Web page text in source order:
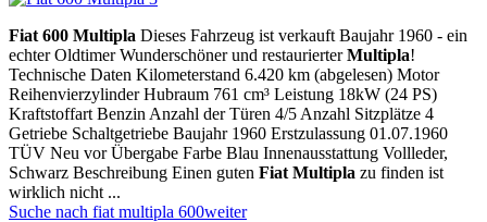
Fiat 600 Multipla Dieses Fahrzeug ist verkauft Baujahr 1960 - ein
echter Oldtimer Wunderschöner und restaurierterMultipla!
Technische Daten Kilometerstand 6.420 km (abgelesen) Motor
Reihenvierzylinder Hubraum 761 cm³ Leistung 18kW (24 PS)
Kraftstoffart Benzin Anzahl der Türen 4/5 Anzahl Sitzplätze 4
Getriebe Schaltgetriebe Baujahr 1960 Erstzulassung 01.07.1960
TÜV Neu vor Übergabe Farbe Blau Innenausstattung Vollleder,
Schwarz Beschreibung Einen guten Fiat Multipla zu finden ist
wirklich nicht ...
Suche nach fiat multipla 600weiter